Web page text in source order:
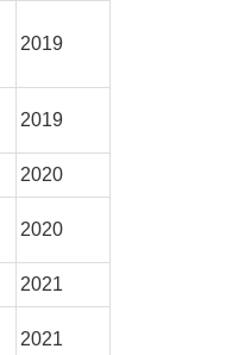
2019
2019
2020
2020
2021
2021